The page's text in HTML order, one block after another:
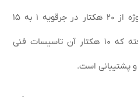
همچنین، زمین پروژه از ۲۰ هکتار در جرقویه ۱ به ۱۵
جرقویه ۲ کاهش یافته که ۱۰ هکتار آن تاسیسات فنی